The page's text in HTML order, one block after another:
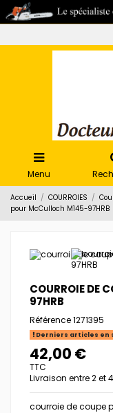
Menu
Accueil COURROIES
pour McCulloch M145-97HRB
COURROIE DE
97HRB
Référence1271395
Derniers articles en
42,00 €
TTC
Livraison entre 2 et
courroie de coupe